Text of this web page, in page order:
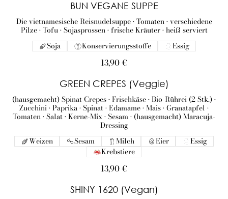
BUN VEGANE SUPPE
Die vietnamesische Reisnudelsuppe • Tomaten • verschiedene
Pilze • Tofu • Sojasprossen • frische Kräuter • heiß serviert
13,90 €
Soja Konservierungsstoffe Essig
GREEN CREPES (Veggie)
(hausgemacht) Spinat Crepes • Frischkäse • Bio-Rührei (2 Stk.) •
Zucchini • Paprika • Spinat • Edamame • Mais • Granatapfel •
Tomaten • Salat • Kerne-Mix • Sesam • (hausgemacht) Maracuja-
Dressing
13,90 €
Weizen Sesam Milch Eier
Essig
Krebstiere
SHINY 1620 (Vegan)